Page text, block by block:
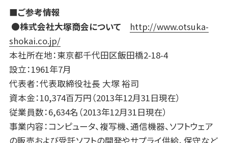
■ご参考情報
●株式会社大塚商会について
http://www.otsuka-
shokai.co.jp/
本社所在地：東京都千代田区飯田橋2-18-4
設立：1961年7月
代表者：代表取締役社長 大塚 裕司
資本金：10,374百万円（2013年12月31日現在）
従業員数：6,634名（2013年12月31日現在）
事業内容：コンピュータ、複写機、通信機器、ソフトウェア